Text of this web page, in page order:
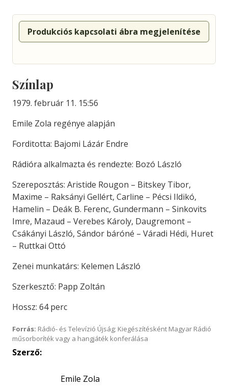
Produkciós kapcsolati ábra megjelenítése
Színlap
1979. február 11. 15:56
Emile Zola regénye alapján
Forditotta: Bajomi Lázár Endre
Rádióra alkalmazta és rendezte: Bozó László
Szereposztás: Aristide Rougon – Bitskey Tibor,
Maxime – Raksányi Gellért, Carline – Pécsi Ildikó,
Hamelin – Deák B. Ferenc, Gundermann – Sinkovits
Imre, Mazaud – Verebes Károly, Daugremont –
Csákányi László, Sándor báróné – Váradi Hédi, Huret
– Ruttkai Ottó
Zenei munkatárs: Kelemen László
Szerkesztő: Papp Zoltán
Hossz: 64 perc
Forrás: Rádió- és Televízió Újság; Kiegészítésként Magyar Rádió
műsorboríték vagy a hangjáték konferálása
Szerző:
Emile Zola